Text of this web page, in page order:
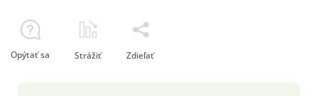
Opýtať sa Strážiť Zdieľať